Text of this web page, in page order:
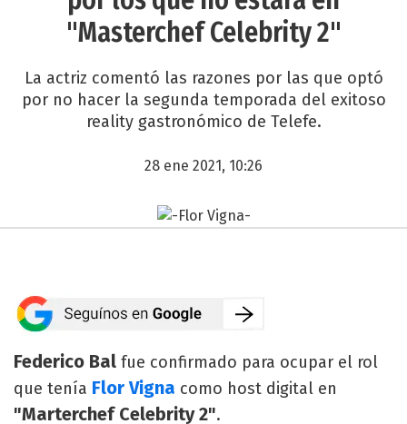
"Masterchef Celebrity 2"
La actriz comentó las razones por las que optó
por no hacer la segunda temporada del exitoso
reality gastronómico de Telefe.
28 ene 2021, 10:26
Federico Bal fue confirmado para ocupar el rol
que tenía Flor Vigna como host digital en
"Marterchef Celebrity 2".